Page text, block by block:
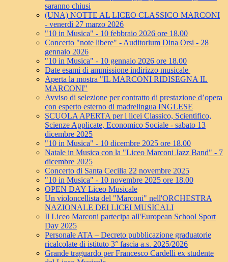
saranno chiusi
(UNA) NOTTE AL LICEO CLASSICO MARCONI
- venerdì 27 marzo 2026
"10 in Musica" - 10 febbraio 2026 ore 18.00
Concerto "note libere" - Auditorium Dina Orsi - 28
gennaio 2026
"10 in Musica" - 10 gennaio 2026 ore 18.00
Date esami di ammissione indirizzo musicale
Aperta la mostra "IL MARCONI RIDISEGNA IL
MARCONI"
Avviso di selezione per contratto di prestazione d’opera
con esperto esterno di madrelingua INGLESE
SCUOLA APERTA per i licei Classico, Scientifico,
Scienze Applicate, Economico Sociale - sabato 13
dicembre 2025
"10 in Musica" - 10 dicembre 2025 ore 18.00
Natale in Musica con la "Liceo Marconi Jazz Band" - 7
dicembre 2025
Concerto di Santa Cecilia 22 novembre 2025
"10 in Musica" - 10 novembre 2025 ore 18.00
OPEN DAY Liceo Musicale
Un violoncellista del "Marconi" nell'ORCHESTRA
NAZIONALE DEI LICEI MUSICALI
Il Liceo Marconi partecipa all'European School Sport
Day 2025
Personale ATA – Decreto pubblicazione graduatorie
ricalcolate di istituto 3° fascia a.s. 2025/2026
Grande traguardo per Francesco Cardelli ex studente